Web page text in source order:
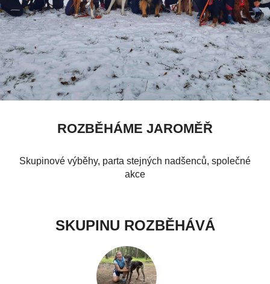
ROZBĚHÁME JAROMĚŘ
Skupinové výběhy, parta stejných nadšenců, společné
akce
SKUPINU ROZBĚHÁVÁ